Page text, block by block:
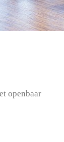
openbaar